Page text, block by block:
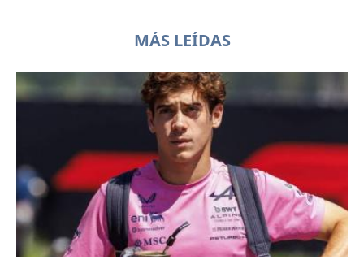
MÁS LEÍDAS